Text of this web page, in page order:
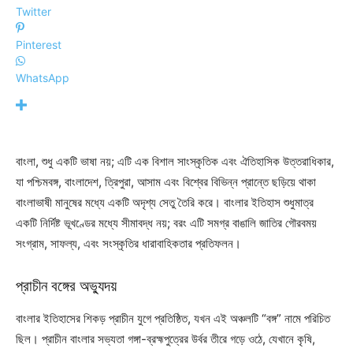
Twitter
Pinterest
WhatsApp
বাংলা, শুধু একটি ভাষা নয়; এটি এক বিশাল সাংস্কৃতিক এবং ঐতিহাসিক উত্তরাধিকার,
যা পশ্চিমবঙ্গ, বাংলাদেশ, ত্রিপুরা, আসাম এবং বিশ্বের বিভিন্ন প্রান্তে ছড়িয়ে থাকা
বাংলাভাষী মানুষের মধ্যে একটি অদৃশ্য সেতু তৈরি করে। বাংলার ইতিহাস শুধুমাত্র
একটি নির্দিষ্ট ভূখণ্ডের মধ্যে সীমাবদ্ধ নয়; বরং এটি সমগ্র বাঙালি জাতির গৌরবময়
সংগ্রাম, সাফল্য, এবং সংস্কৃতির ধারাবাহিকতার প্রতিফলন।
প্রাচীন বঙ্গের অভ্যুদয়
বাংলার ইতিহাসের শিকড় প্রাচীন যুগে প্রতিষ্ঠিত, যখন এই অঞ্চলটি “বঙ্গ” নামে পরিচিত
ছিল। প্রাচীন বাংলার সভ্যতা গঙ্গা-ব্রহ্মপুত্রের উর্বর তীরে গড়ে ওঠে, যেখানে কৃষি,